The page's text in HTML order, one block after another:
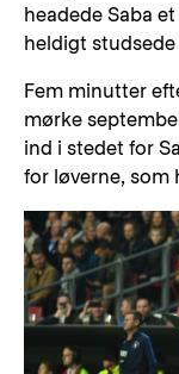
headede Saba
heldigt studsede
Fem minutter
mørke
ind i stedet for
for løverne, som